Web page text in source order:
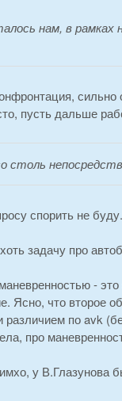
нам, в
сильно
пусть дальше
столь
спорить не
задачу про
-
Ясно, что второе
по avk
про
у